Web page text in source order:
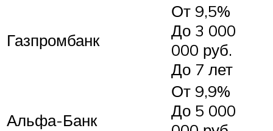
Газпромбанк
От 9,5%
До 3 000
000 руб.
До 7 лет
Альфа-Банк
От 9,9%
До 5 000